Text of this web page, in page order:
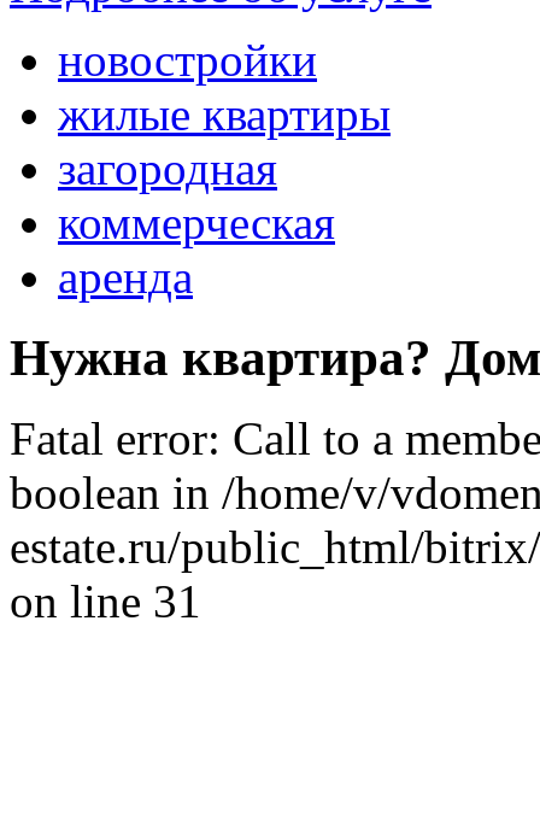
новостройки
жилые квартиры
загородная
коммерческая
аренда
Нужна квартира?
Fatal error: Call to a
boolean in /home/v/
estate.ru/public_html/
on line 31